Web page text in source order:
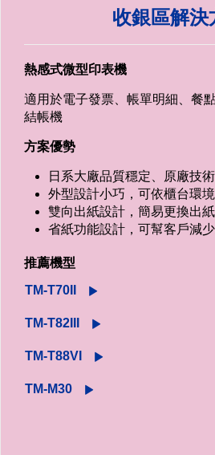
收銀區解決
熱感式微型印表機
適用於電子發票、帳單明細、餐
結帳機
方案優勢
日系大廠品質穩定、原廠技
外型設計小巧，可依櫃台環
雙向出紙設計，簡易更換出
省紙功能設計，可幫客戶減
推薦機型
TM-T70II
TM-T82III
TM-T88VI
TM-M30